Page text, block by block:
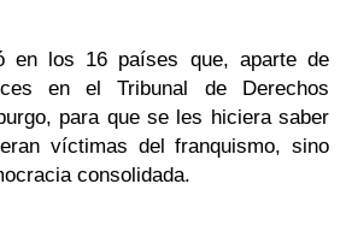
en los 16 países que, aparte de
en el Tribunal de Derechos
para que se les hiciera saber
víctimas del franquismo, sino
consolidada.